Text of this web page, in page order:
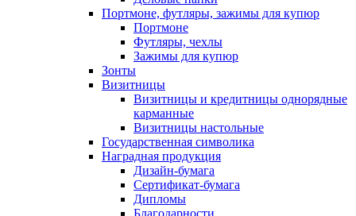
Портмоне, футляры, зажимы для купюр
Портмоне
Футляры, чехлы
Зажимы для купюр
Зонты
Визитницы
Визитницы и кредитницы однорядные
карманные
Визитницы настольные
Государственная символика
Наградная продукция
Дизайн-бумага
Сертификат-бумага
Дипломы